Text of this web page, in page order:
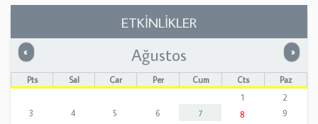
ETKİNLİKLER
« Önceki »
Ağustos
Pts Sal Çar Per Cum Cts
Paz
1
2
3
4 5 6 7 8
9